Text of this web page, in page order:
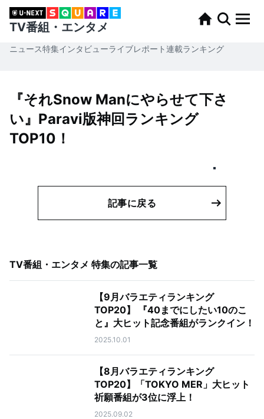
TV番組・エンタメ
ニュース特集インタビューライブレポート連載ランキング
『それSnow Manにやらせて下さ
い』Paravi版神回ランキング
TOP10！
記事に戻る
TV番組・エンタメ 特集の記事一覧
【9月バラエティランキング
TOP20】 『40までにしたい10のこ
と』大ヒット記念番組がランクイン！
2025.10.01
【8月バラエティランキング
TOP20】「TOKYO MER」大ヒット
祈願番組が3位に浮上！
2025.09.02